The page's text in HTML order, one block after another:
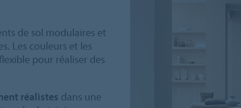
de sol modulaires et
Les couleurs et les
pour réaliser des
réalistes dans une